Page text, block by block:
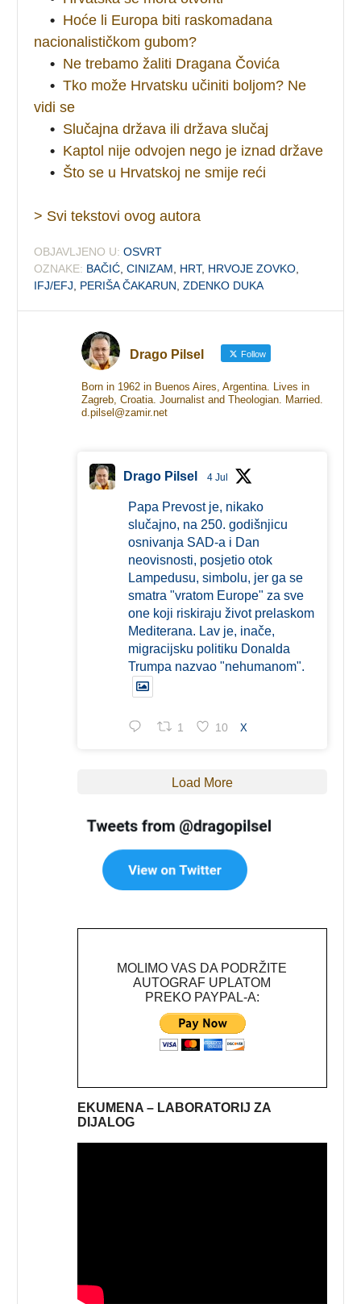
• Hoće li Europa biti raskomadana
nacionalističkom gubom?
• Ne trebamo žaliti Dragana Čovića
• Tko može Hrvatsku učiniti boljom? Ne
vidi se
• Slučajna država ili država slučaj
• Kaptol nije odvojen nego je iznad države
• Što se u Hrvatskoj ne smije reći
> Svi tekstovi ovog autora
OBJAVLJENO U: OSVRT
OZNAKE: BAČIĆ ,CINIZAM HRT, HRVOJE ZOVKO
IFJ/EFJ
PERIŠA ČAKARUN ,ZDENKO DUKA
Drago Pilsel Follow
Born in 1962 in Buenos Aires, Argentina. Lives in
Zagreb, Croatia. Journalist and Theologian. Married.
d.pilsel@zamir.net
Drago Pilsel 4 Jul
Papa Prevost je, nikako
slučajno, na 250. godišnjicu
osnivanja SAD-a i Dan
neovisnosti, posjetio otok
Lampedusu, simbolu, jer ga se
smatra "vratom Europe" za sve
one koji riskiraju život prelaskom
Mediterana. Lav je, inače,
migracijsku politiku Donalda
Trumpa nazvao "nehumanom".
1 10 X
Load More
MOLIMO VAS DA PODRŽITE
AUTOGRAF UPLATOM
PREKO PAYPAL-A:
EKUMENA – LABORATORIJ ZA
DIJALOG